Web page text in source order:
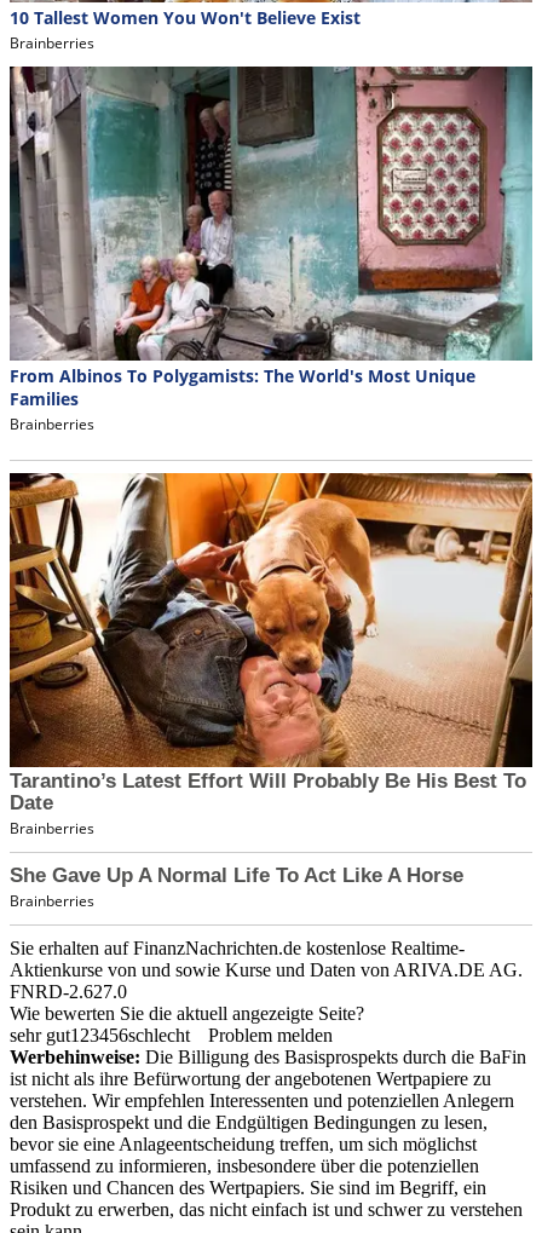
Sie erhalten auf FinanzNachrichten.de kostenlose Realtime-
Aktienkurse von und sowie Kurse und Daten von ARIVA.DE AG.
FNRD-2.627.0
Wie bewerten Sie die aktuell angezeigte Seite?
sehr gut1 23456schlecht
Problem melden
Werbehinweise: Die Billigung des Basisprospekts durch die BaFin
ist nicht als ihre Befürwortung der angebotenen Wertpapiere zu
verstehen. Wir empfehlen Interessenten und potenziellen Anlegern
den Basisprospekt und die Endgültigen Bedingungen zu lesen,
bevor sie eine Anlageentscheidung treffen, um sich möglichst
umfassend zu informieren, insbesondere über die potenziellen
Risiken und Chancen des Wertpapiers. Sie sind im Begriff, ein
Produkt zu erwerben, das nicht einfach ist und schwer zu verstehen